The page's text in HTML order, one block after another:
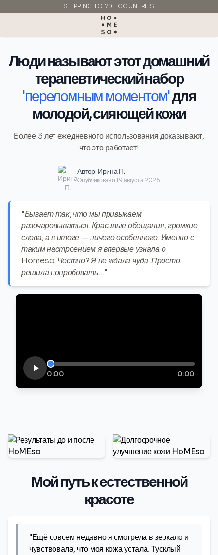
SHIPPING TO 70+ COUNTRIES
MADE IN ITALY
Люди называют этот домашний
терапевтический набор
'переломным моментом'для
молодой, сияющей кожи
Более 3 лет ежедневного использования доказывают,
что это работает!
Автор: Ирина П.
Опубликовано 19 августа 2025
"Бывает так, что мы привыкаем
разочаровываться. Красивые обещания, громкие
слова, а в итоге — ничего особенного. Именно с
таким настроением я впервые узнала о
Homeso. Честно? Я не ждала чуда. Просто
решила попробовать…"
0:00 0:00
Мой путь к естественной
красоте
"Ещё совсем недавно я смотрела в зеркало и
чувствовала, что моя кожа устала. Тусклый